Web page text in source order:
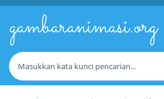
gambaranimasi.org